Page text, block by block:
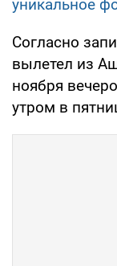
уникальное
Согласно
вылетел из
ноября
утром в